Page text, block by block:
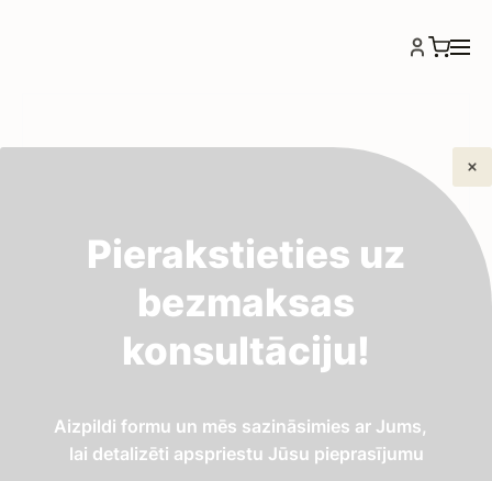
Pierakstieties uz
bezmaksas
konsultāciju!
Aizpildi formu un mēs sazināsimies ar Jums,
lai detalizēti apspriestu Jūsu pieprasījumu